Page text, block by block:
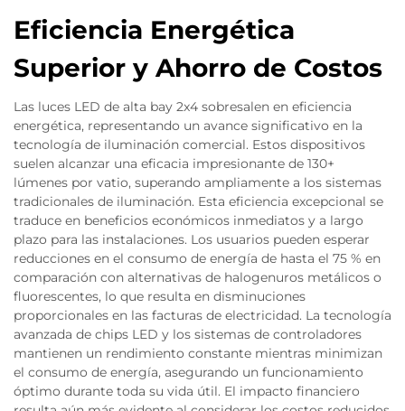
Eficiencia Energética
Superior y Ahorro de Costos
Las luces LED de alta bay 2x4 sobresalen en eficiencia
energética, representando un avance significativo en la
tecnología de iluminación comercial. Estos dispositivos
suelen alcanzar una eficacia impresionante de 130+
lúmenes por vatio, superando ampliamente a los sistemas
tradicionales de iluminación. Esta eficiencia excepcional se
traduce en beneficios económicos inmediatos y a largo
plazo para las instalaciones. Los usuarios pueden esperar
reducciones en el consumo de energía de hasta el 75 % en
comparación con alternativas de halogenuros metálicos o
fluorescentes, lo que resulta en disminuciones
proporcionales en las facturas de electricidad. La tecnología
avanzada de chips LED y los sistemas de controladores
mantienen un rendimiento constante mientras minimizan
el consumo de energía, asegurando un funcionamiento
óptimo durante toda su vida útil. El impacto financiero